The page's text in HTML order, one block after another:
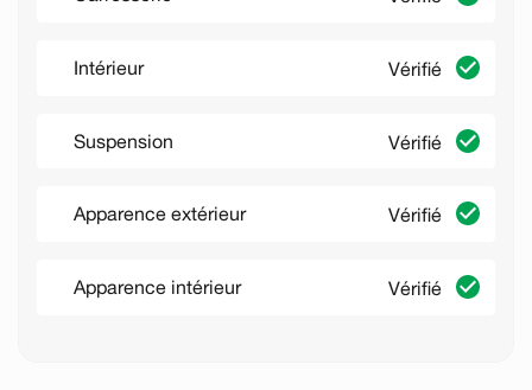
Intérieur Vérifié
Suspension Vérifié
Apparence extérieur Vérifié
Apparence intérieur Vérifié